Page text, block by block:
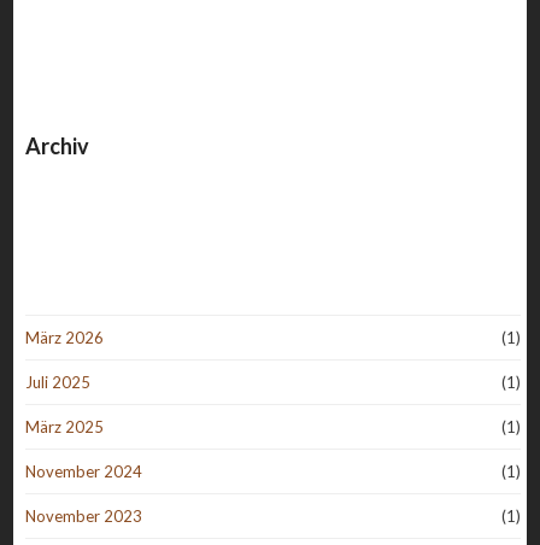
Archiv
März 2026 (1)
Juli 2025 (1)
März 2025 (1)
November 2024 (1)
November 2023 (1)